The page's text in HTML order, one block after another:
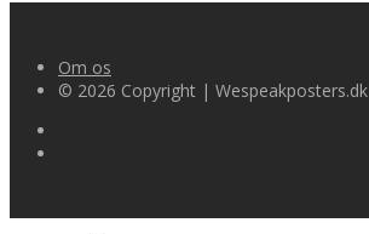
Om os
© 2026 Copyright | Wespeakposters.dk